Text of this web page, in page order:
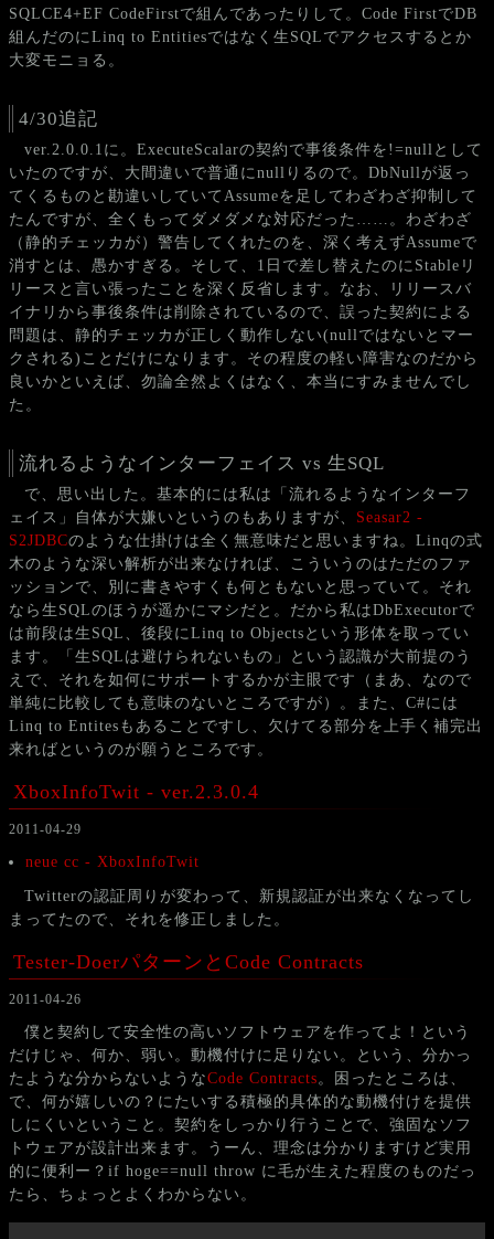
SQLCE4+EF CodeFirstで組んであったりして。Code FirstでDB
組んだのにLinq to Entitiesではなく生SQLでアクセスするとか
大変モニョる。
4/30追記
ver.2.0.0.1に。ExecuteScalarの契約で事後条件を!=nullとして
いたのですが、大間違いで普通にnullりるので。DbNullが返っ
てくるものと勘違いしていてAssumeを足してわざわざ抑制して
たんですが、全くもってダメダメな対応だった……。わざわざ
（静的チェッカが）警告してくれたのを、深く考えずAssumeで
消すとは、愚かすぎる。そして、1日で差し替えたのにStableリ
リースと言い張ったことを深く反省します。なお、リリースバ
イナリから事後条件は削除されているので、誤った契約による
問題は、静的チェッカが正しく動作しない(nullではないとマー
クされる)ことだけになります。その程度の軽い障害なのだから
良いかといえば、勿論全然よくはなく、本当にすみませんでし
た。
流れるようなインターフェイス vs 生SQL
で、思い出した。基本的には私は「流れるようなインターフ
ェイス」自体が大嫌いというのもありますが、 Seasar2 -
S2JDBCのような仕掛けは全く無意味だと思いますね。Linqの式
木のような深い解析が出来なければ、こういうのはただのファ
ッションで、別に書きやすくも何ともないと思っていて。それ
なら生SQLのほうが遥かにマシだと。だから私はDbExecutorで
は前段は生SQL、後段にLinq to Objectsという形体を取ってい
ます。「生SQLは避けられないもの」という認識が大前提のう
えで、それを如何にサポートするかが主眼です（まあ、なので
単純に比較しても意味のないところですが）。また、C#には
Linq to Entitesもあることですし、欠けてる部分を上手く補完出
来ればというのが願うところです。
XboxInfoTwit - ver.2.3.0.4
2011-04-29
neue cc - XboxInfoTwit
Twitterの認証周りが変わって、新規認証が出来なくなってし
まってたので、それを修正しました。
Tester-DoerパターンとCode Contracts
2011-04-26
僕と契約して安全性の高いソフトウェアを作ってよ！という
だけじゃ、何か、弱い。動機付けに足りない。という、分かっ
たような分からないようなCode Contracts 。困ったところは、
で、何が嬉しいの？にたいする積極的具体的な動機付けを提供
しにくいということ。契約をしっかり行うことで、強固なソフ
トウェアが設計出来ます。うーん、理念は分かりますけど実用
的に便利ー？if hoge==null throw に毛が生えた程度のものだっ
たら、ちょっとよくわからない。